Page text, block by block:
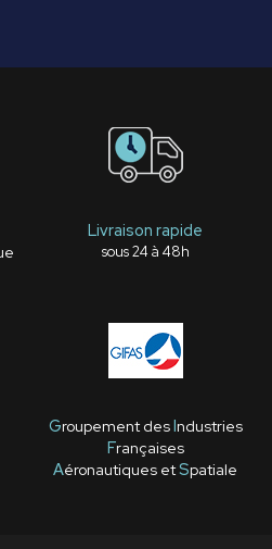
Livraison rapide
sous 24 à 48h
Groupement desIndustries
Françaises
Aéronautiques etSpatiale